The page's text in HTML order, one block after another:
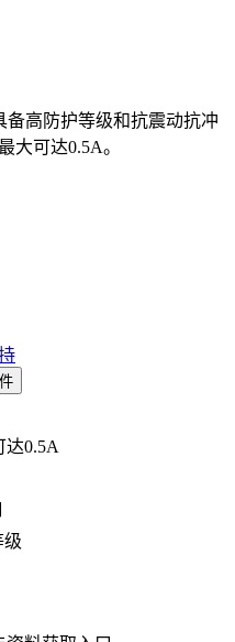
高防护等级和抗震动抗冲
大可达0.5A。
达0.5A
级